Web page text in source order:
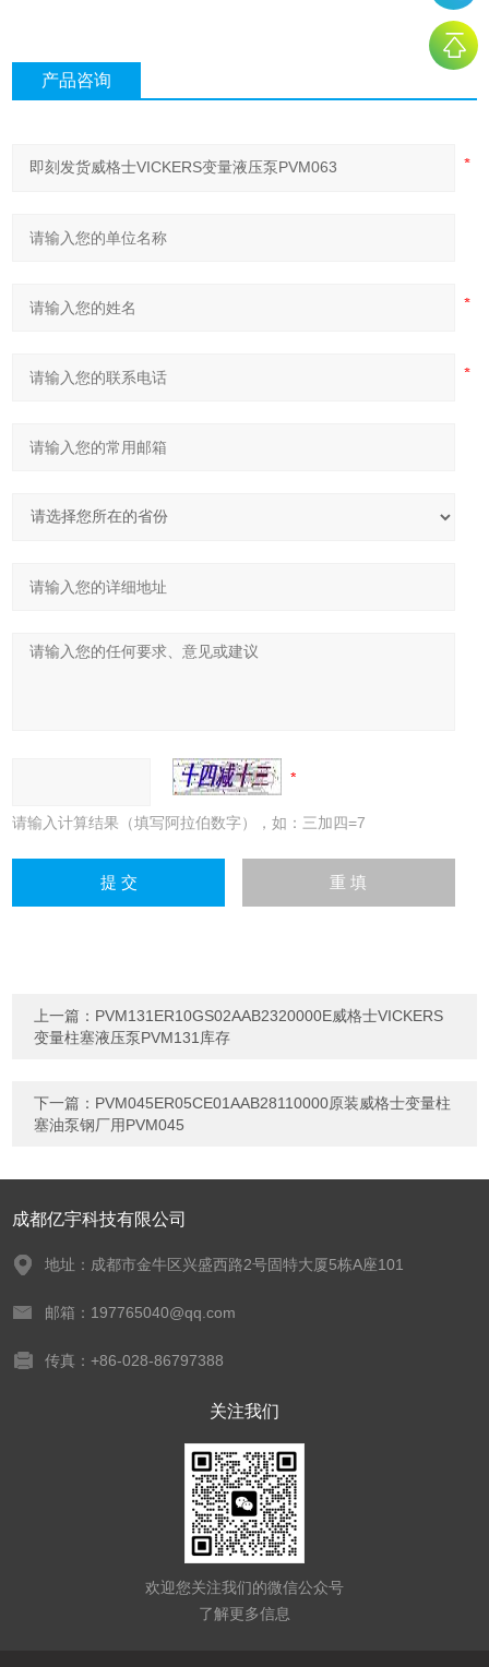
产品咨询
请输入计算结果（填写阿拉伯数字），如：三加四=7
上一篇： PVM131ER10GS02AAB2320000E威格士VICKERS
变量柱塞液压泵PVM131库存
下一篇： PVM045ER05CE01AAB28110000原装威格士变量柱
塞油泵钢厂用PVM045
成都亿宇科技有限公司
地址：成都市金牛区兴盛西路2号固特大厦5栋A座101
邮箱：197765040@qq.com
传真：+86-028-86797388
关注我们
欢迎您关注我们的微信公众号
了解更多信息